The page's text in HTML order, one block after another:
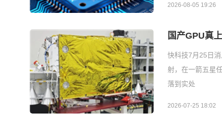
2026-08-05 19:26
国产GPU真
快科技7月25日
射，在一箭五星
落到实处
2026-07-25 18:02